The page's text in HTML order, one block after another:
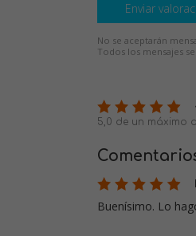
Enviar
No se aceptarán
Todos los mensajes
5,0 de un máximo
Buenísimo. Lo